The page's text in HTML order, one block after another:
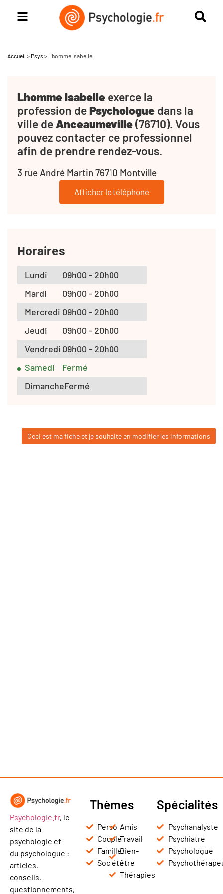
Accueil > Psys > Lhomme Isabelle
Lhomme Isabelle exerce la
profession dePsychologue dans la
ville deAnceaumeville(76710). Vous
pouvez contacter ce professionnel
afin de prendre rendez-vous.
3 rue André Martin 76710 Montville
Afficher le téléphone
Horaires
Lundi
09h00 - 20h00
Mardi
09h00 - 20h00
Mercredi 09h00 - 20h00
Jeudi
09h00 - 20h00
Vendredi 09h00 - 20h00
Samedi
Fermé
DimancheFermé
Ceci est ma fiche et je souhaite en modifier les informations
Psychologie.fr, le
site de la
psychologie et
du psychologue :
articles,
conseils,
questionnements,
Thèmes
Perso
Couple
Famille
Société
Amis
Travail
Bien-
être
Thérapies
Spécialités
Psychanalyste
Psychiatre
Psychologue